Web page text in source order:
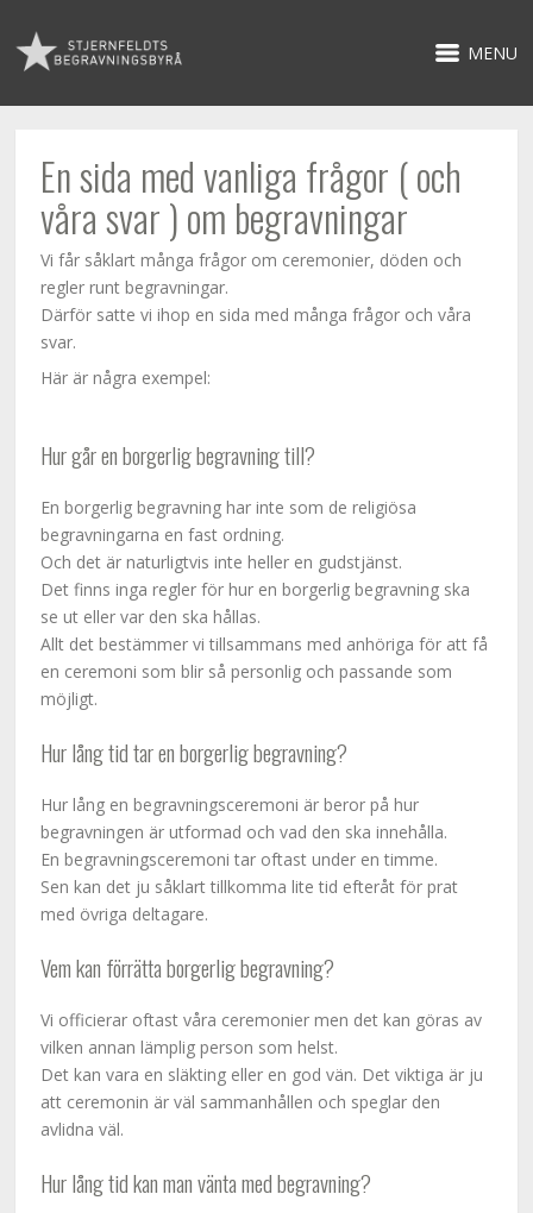
MENU
En sida med vanliga frågor ( och
våra svar ) om begravningar
Vi får såklart många frågor om ceremonier, döden och
regler runt begravningar.
Därför satte vi ihop en sida med många frågor och våra
svar.
Här är några exempel:
Hur går en borgerlig begravning till?
En borgerlig begravning har inte som de religiösa
begravningarna en fast ordning.
Och det är naturligtvis inte heller en gudstjänst.
Det finns inga regler för hur en borgerlig begravning ska
se ut eller var den ska hållas.
Allt det bestämmer vi tillsammans med anhöriga för att få
en ceremoni som blir så personlig och passande som
möjligt.
Hur lång tid tar en borgerlig begravning?
Hur lång en begravningsceremoni är beror på hur
begravningen är utformad och vad den ska innehålla.
En begravningsceremoni tar oftast under en timme.
Sen kan det ju såklart tillkomma lite tid efteråt för prat
med övriga deltagare.
Vem kan förrätta borgerlig begravning?
Vi officierar oftast våra ceremonier men det kan göras av
vilken annan lämplig person som helst.
Det kan vara en släkting eller en god vän. Det viktiga är ju
att ceremonin är väl sammanhållen och speglar den
avlidna väl.
Hur lång tid kan man vänta med begravning?